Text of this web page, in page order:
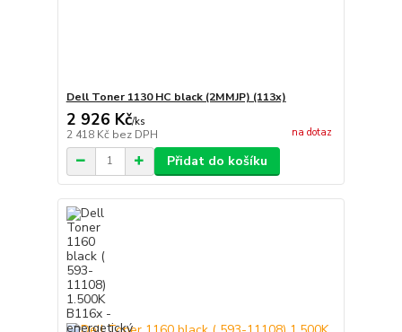
Dell Toner 1130 HC black (2MMJP) (113x)
2 926 Kč/ks
2 418 Kč bez DPH na dotaz
Přidat do košíku